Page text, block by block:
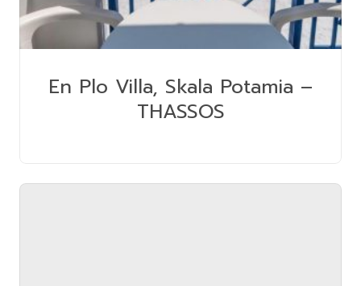
En Plo Villa, Skala Potamia –
THASSOS